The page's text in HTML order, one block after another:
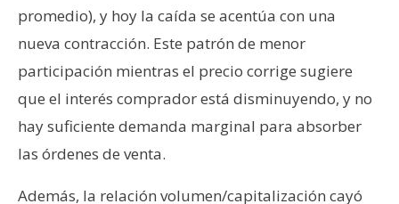
promedio), y hoy la caída se acentúa con una
nueva contracción. Este patrón de menor
participación mientras el precio corrige sugiere
que el interés comprador está disminuyendo, y no
hay suficiente demanda marginal para absorber
las órdenes de venta.
Además, la relación volumen/capitalización cayó